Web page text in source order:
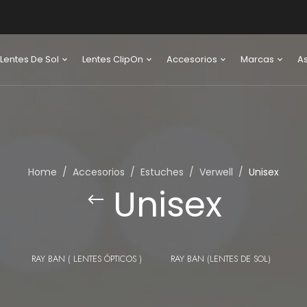
Lentes De Sol Lentes ClipOn Accesorios Marcas
Home Accesorios Estuches Verwell Unisex
Unisex
RAY BAN ( LENTES ÓPTICOS ) RAY BAN (LENTES DE SOL)